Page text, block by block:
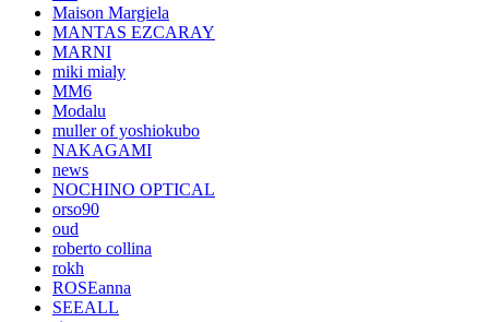
Maison Margiela
MANTAS EZCARAY
MARNI
miki mialy
MM6
Modalu
muller of yoshiokubo
NAKAGAMI
news
NOCHINO OPTICAL
orso90
oud
roberto collina
rokh
ROSEanna
SEEALL